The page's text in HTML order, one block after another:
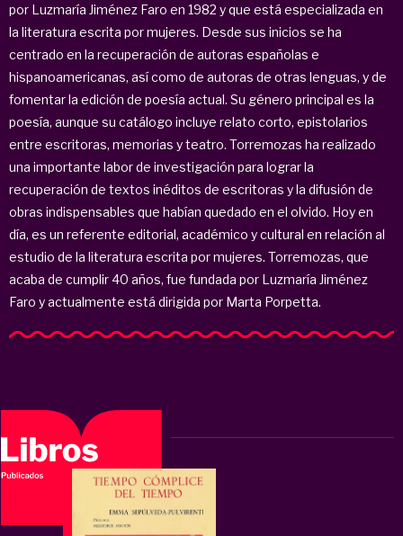
por Luzmaría Jiménez Faro en 1982 y que está especializada en
la literatura escrita por mujeres. Desde sus inicios se ha
centrado en la recuperación de autoras españolas e
hispanoamericanas, así como de autoras de otras lenguas, y de
fomentar la edición de poesía actual. Su género principal es la
poesía, aunque su catálogo incluye relato corto, epistolarios
entre escritoras, memorias y teatro. Torremozas ha realizado
una importante labor de investigación para lograr la
recuperación de textos inéditos de escritoras y la difusión de
obras indispensables que habían quedado en el olvido. Hoy en
día, es un referente editorial, académico y cultural en relación al
estudio de la literatura escrita por mujeres. Torremozas, que
acaba de cumplir 40 años, fue fundada por Luzmaría Jiménez
Faro y actualmente está dirigida por Marta Porpetta.